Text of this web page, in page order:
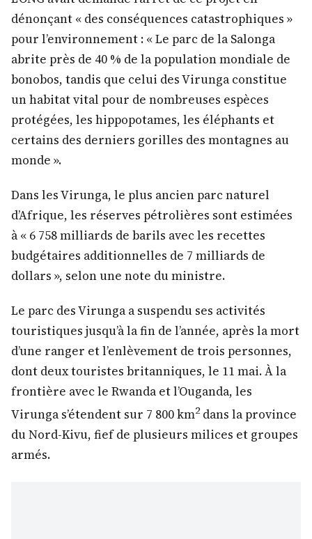
dénonçant « des conséquences catastrophiques »
pour l’environnement : « Le parc de la Salonga
abrite près de 40 % de la population mondiale de
bonobos, tandis que celui des Virunga constitue
un habitat vital pour de nombreuses espèces
protégées, les hippopotames, les éléphants et
certains des derniers gorilles des montagnes au
monde ».
Dans les Virunga, le plus ancien parc naturel
d’Afrique, les réserves pétrolières sont estimées
à « 6 758 milliards de barils avec les recettes
budgétaires additionnelles de 7 milliards de
dollars », selon une note du ministre.
Le parc des Virunga a suspendu ses activités
touristiques jusqu’à la fin de l’année, après la mort
d’une ranger et l’enlèvement de trois personnes,
dont deux touristes britanniques, le 11 mai. À la
frontière avec le Rwanda et l’Ouganda, les
Virunga s’étendent sur 7 800 km2 dans la province
du Nord-Kivu, fief de plusieurs milices et groupes
armés.